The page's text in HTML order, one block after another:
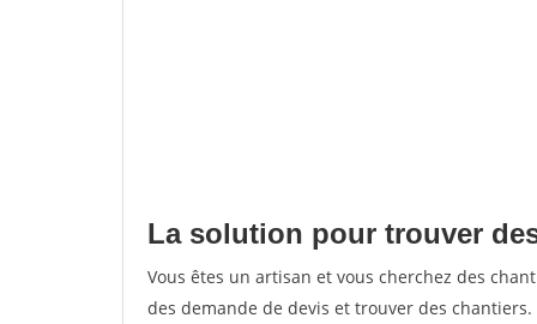
La solution pour trouver
Vous êtes un artisan et vous cherchez des
des demande de devis et trouver des